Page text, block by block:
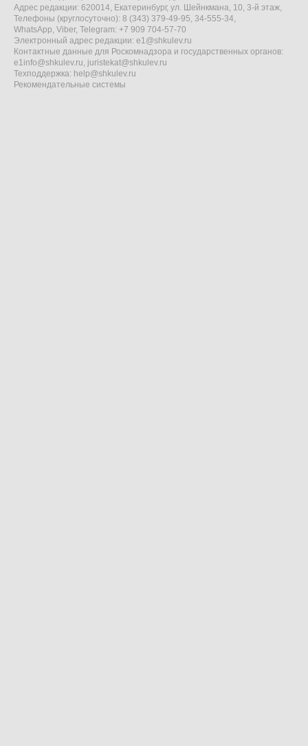
Адрес редакции: 620014, Екатеринбург, ул. Шейнкмана, 10, 3-й этаж,
Телефоны (круглосуточно): 8 (343) 379-49-95, 34-555-34,
WhatsApp, Viber, Telegram: +7 909 704-57-70
Электронный адрес редакции: e1@shkulev.ru
Контактные данные для Роскомнадзора и государственных органов:
e1info@shkulev.ru, juristekat@shkulev.ru
Техподдержка: help@shkulev.ru
Рекомендательные системы